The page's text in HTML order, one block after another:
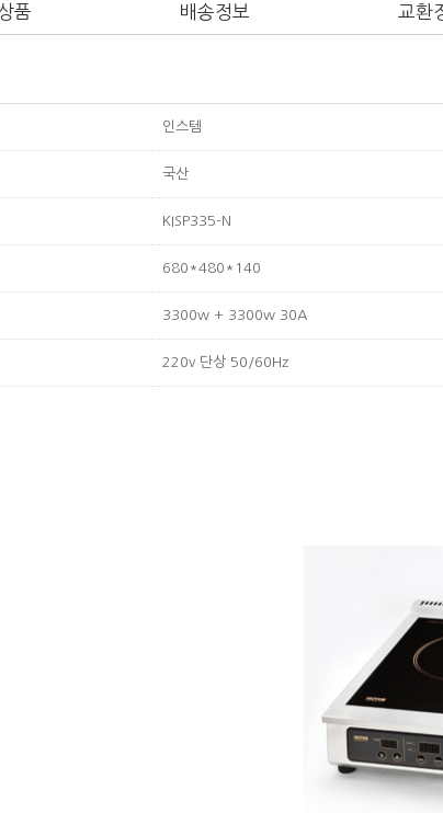
품 배송정보 교환
인스템
국산
KISP335-N
680*480*140
3300w + 3300w 30A
220v 단상 50/60Hz